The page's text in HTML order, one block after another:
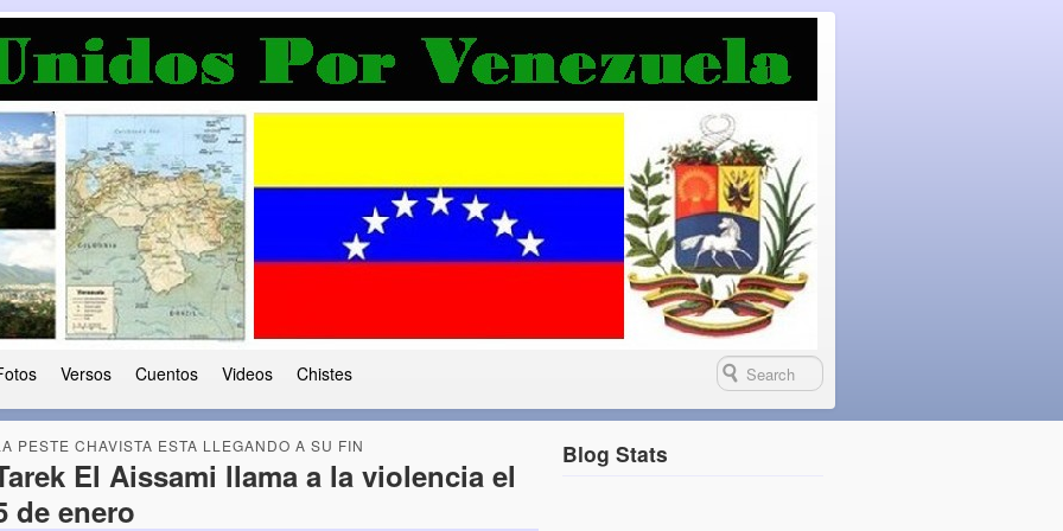
Democracia
le ha caido a esta tierra
Versos Cuentos Videos Chistes
PESTE CHAVISTA ESTA LLEGANDO A SU FIN
El Aissami llama a la violencia el
de enero
Blog Stats